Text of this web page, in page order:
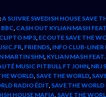
A SUIVRE SWEDISH HOUSE SAVE
BBC CASH OUT KYLIAN MASH
CLIPTO MP3 ECOUTE SAVE THE
FRIENDS INFO CLUB-LINER
MARTIN SHM KYLIAN MASH
MUSIC PITBULL FT JOHN NRJ
WORLD SAVE THE WORLD
RADIO ÉDIT SAVE THE WORLD
HOUSE MAFIA SAVE THE